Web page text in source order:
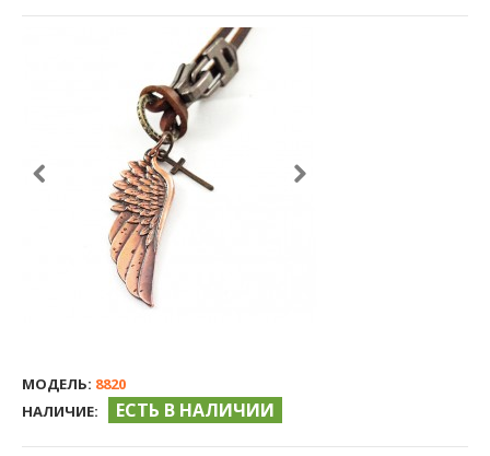
МОДЕЛЬ: 8820
НАЛИЧИЕ:
ЕСТЬ В НАЛИЧИИ